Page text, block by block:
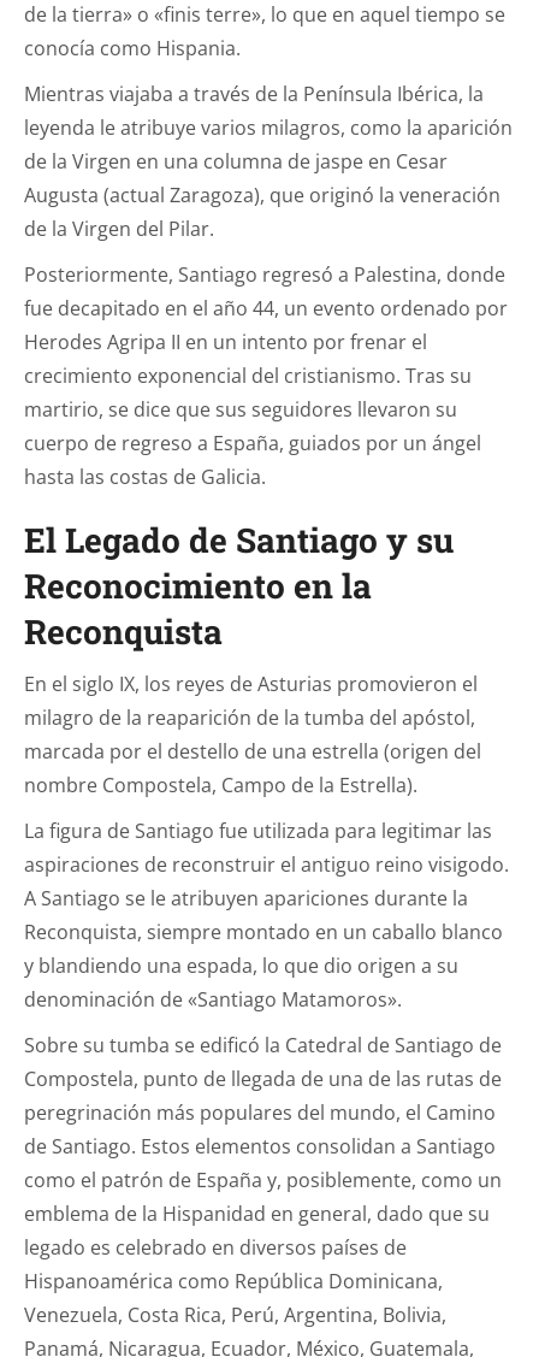
de la tierra» o «finis terre», lo que en aquel tiempo se
conocía como Hispania.
Mientras viajaba a través de la Península Ibérica, la
leyenda le atribuye varios milagros, como la aparición
de la Virgen en una columna de jaspe en Cesar
Augusta (actual Zaragoza), que originó la veneración
de la Virgen del Pilar.
Posteriormente, Santiago regresó a Palestina, donde
fue decapitado en el año 44, un evento ordenado por
Herodes Agripa II en un intento por frenar el
crecimiento exponencial del cristianismo. Tras su
martirio, se dice que sus seguidores llevaron su
cuerpo de regreso a España, guiados por un ángel
hasta las costas de Galicia.
El Legado de Santiago y su
Reconocimiento en la
Reconquista
En el siglo IX, los reyes de Asturias promovieron el
milagro de la reaparición de la tumba del apóstol,
marcada por el destello de una estrella (origen del
nombre Compostela, Campo de la Estrella).
La figura de Santiago fue utilizada para legitimar las
aspiraciones de reconstruir el antiguo reino visigodo.
A Santiago se le atribuyen apariciones durante la
Reconquista, siempre montado en un caballo blanco
y blandiendo una espada, lo que dio origen a su
denominación de «Santiago Matamoros».
Sobre su tumba se edificó la Catedral de Santiago de
Compostela, punto de llegada de una de las rutas de
peregrinación más populares del mundo, el Camino
de Santiago. Estos elementos consolidan a Santiago
como el patrón de España y, posiblemente, como un
emblema de la Hispanidad en general, dado que su
legado es celebrado en diversos países de
Hispanoamérica como República Dominicana,
Venezuela, Costa Rica, Perú, Argentina, Bolivia,
Panamá, Nicaragua, Ecuador, México, Guatemala,